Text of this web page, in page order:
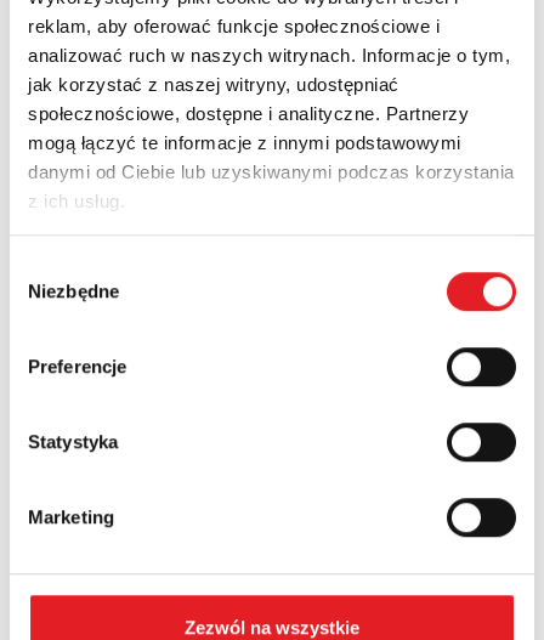
reklam, aby oferować funkcje społecznościowe i
analizować ruch w naszych witrynach. Informacje o tym,
jak korzystać z naszej witryny, udostępniać
społecznościowe, dostępne i analityczne. Partnerzy
mogą łączyć te informacje z innymi podstawowymi
danymi od Ciebie lub uzyskiwanymi podczas korzystania
z ich usług.
zgody
Niezbędne
Preferencje
Statystyka
Marketing
Zezwól na wszystkie
Imię i nazwisko: *
Adres e-mail: *
Nazwa firmy:
Województwo:
Treść: *